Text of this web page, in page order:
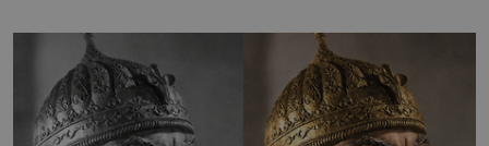
letišti ozve věta, která změní